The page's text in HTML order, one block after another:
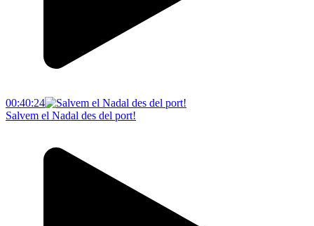
00:40:24
Salvem el Nadal des del port!